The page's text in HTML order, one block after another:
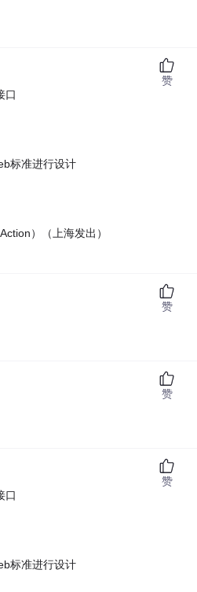
口
标准进行设计
）（上海发出）
赞
赞
赞
口
标准进行设计
赞